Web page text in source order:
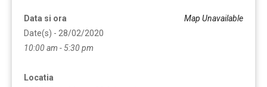
Map Unavailable
Data si ora
Date(s) - 28/02/2020
10:00 am - 5:30 pm
Locatia